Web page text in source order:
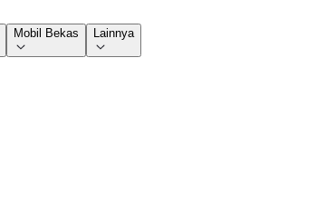
Mobil Bekas Lainnya